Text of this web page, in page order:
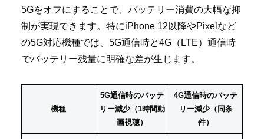
5Gをオフにすることで、バッテリー消費の大幅な抑
制が実現できます。特にiPhone 12以降やPixelなど
の5G対応機種では、5G通信時と4G（LTE）通信時
でバッテリー残量に明確な差が生じます。
機種
5G通信時のバッテ
リー減少（1時間動
画視聴）
4G通信時のバッテ
リー減少（同条
件）